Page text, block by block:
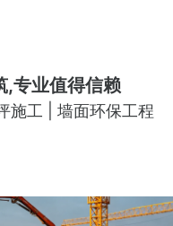
,专业值得信赖
施工 | 墙面环保工程